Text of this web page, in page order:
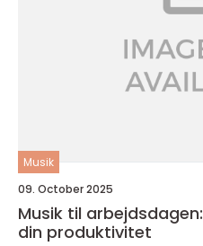
Musik
09. October 2025
Musik til
din produktivitet